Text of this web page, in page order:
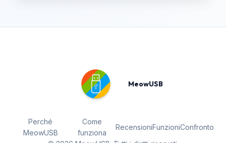
MeowUSB
Perché
MeowUSB
Come
funziona
RecensioniFunzioniConfronto